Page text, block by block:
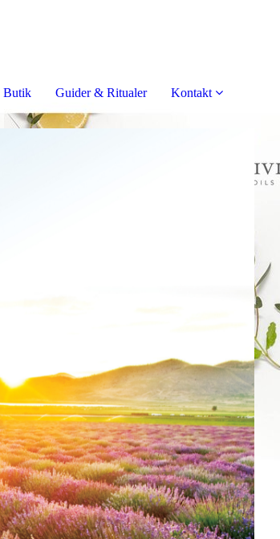
Butik Guider & Ritualer Kontakt